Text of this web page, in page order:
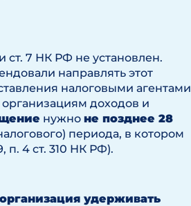
7 НК РФ не установлен.
направлять этот
налоговыми агентами
доходов и
нужно не позднее 28
периода, в котором
п. 4 ст. 310 НК РФ).
удерживать